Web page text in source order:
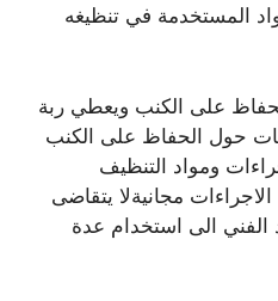
المستخدمة في تنظيغه
على الكنب ويعطي ربة
حول الحفاظ على الكنب
ومواد التنظيف
مجانيةلا يتقاضى
الفني الى استخدام عدة